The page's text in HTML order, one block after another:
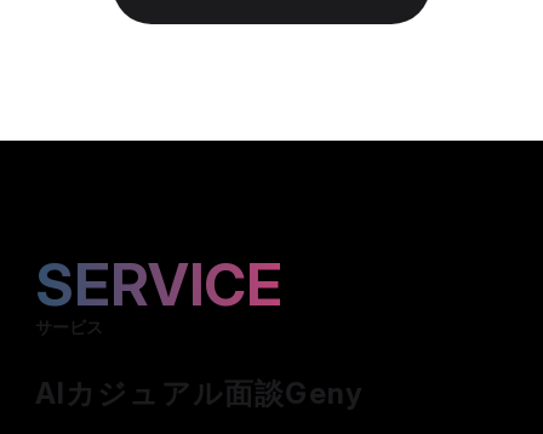
SERVICE
サービス
AIカジュアル面談Geny